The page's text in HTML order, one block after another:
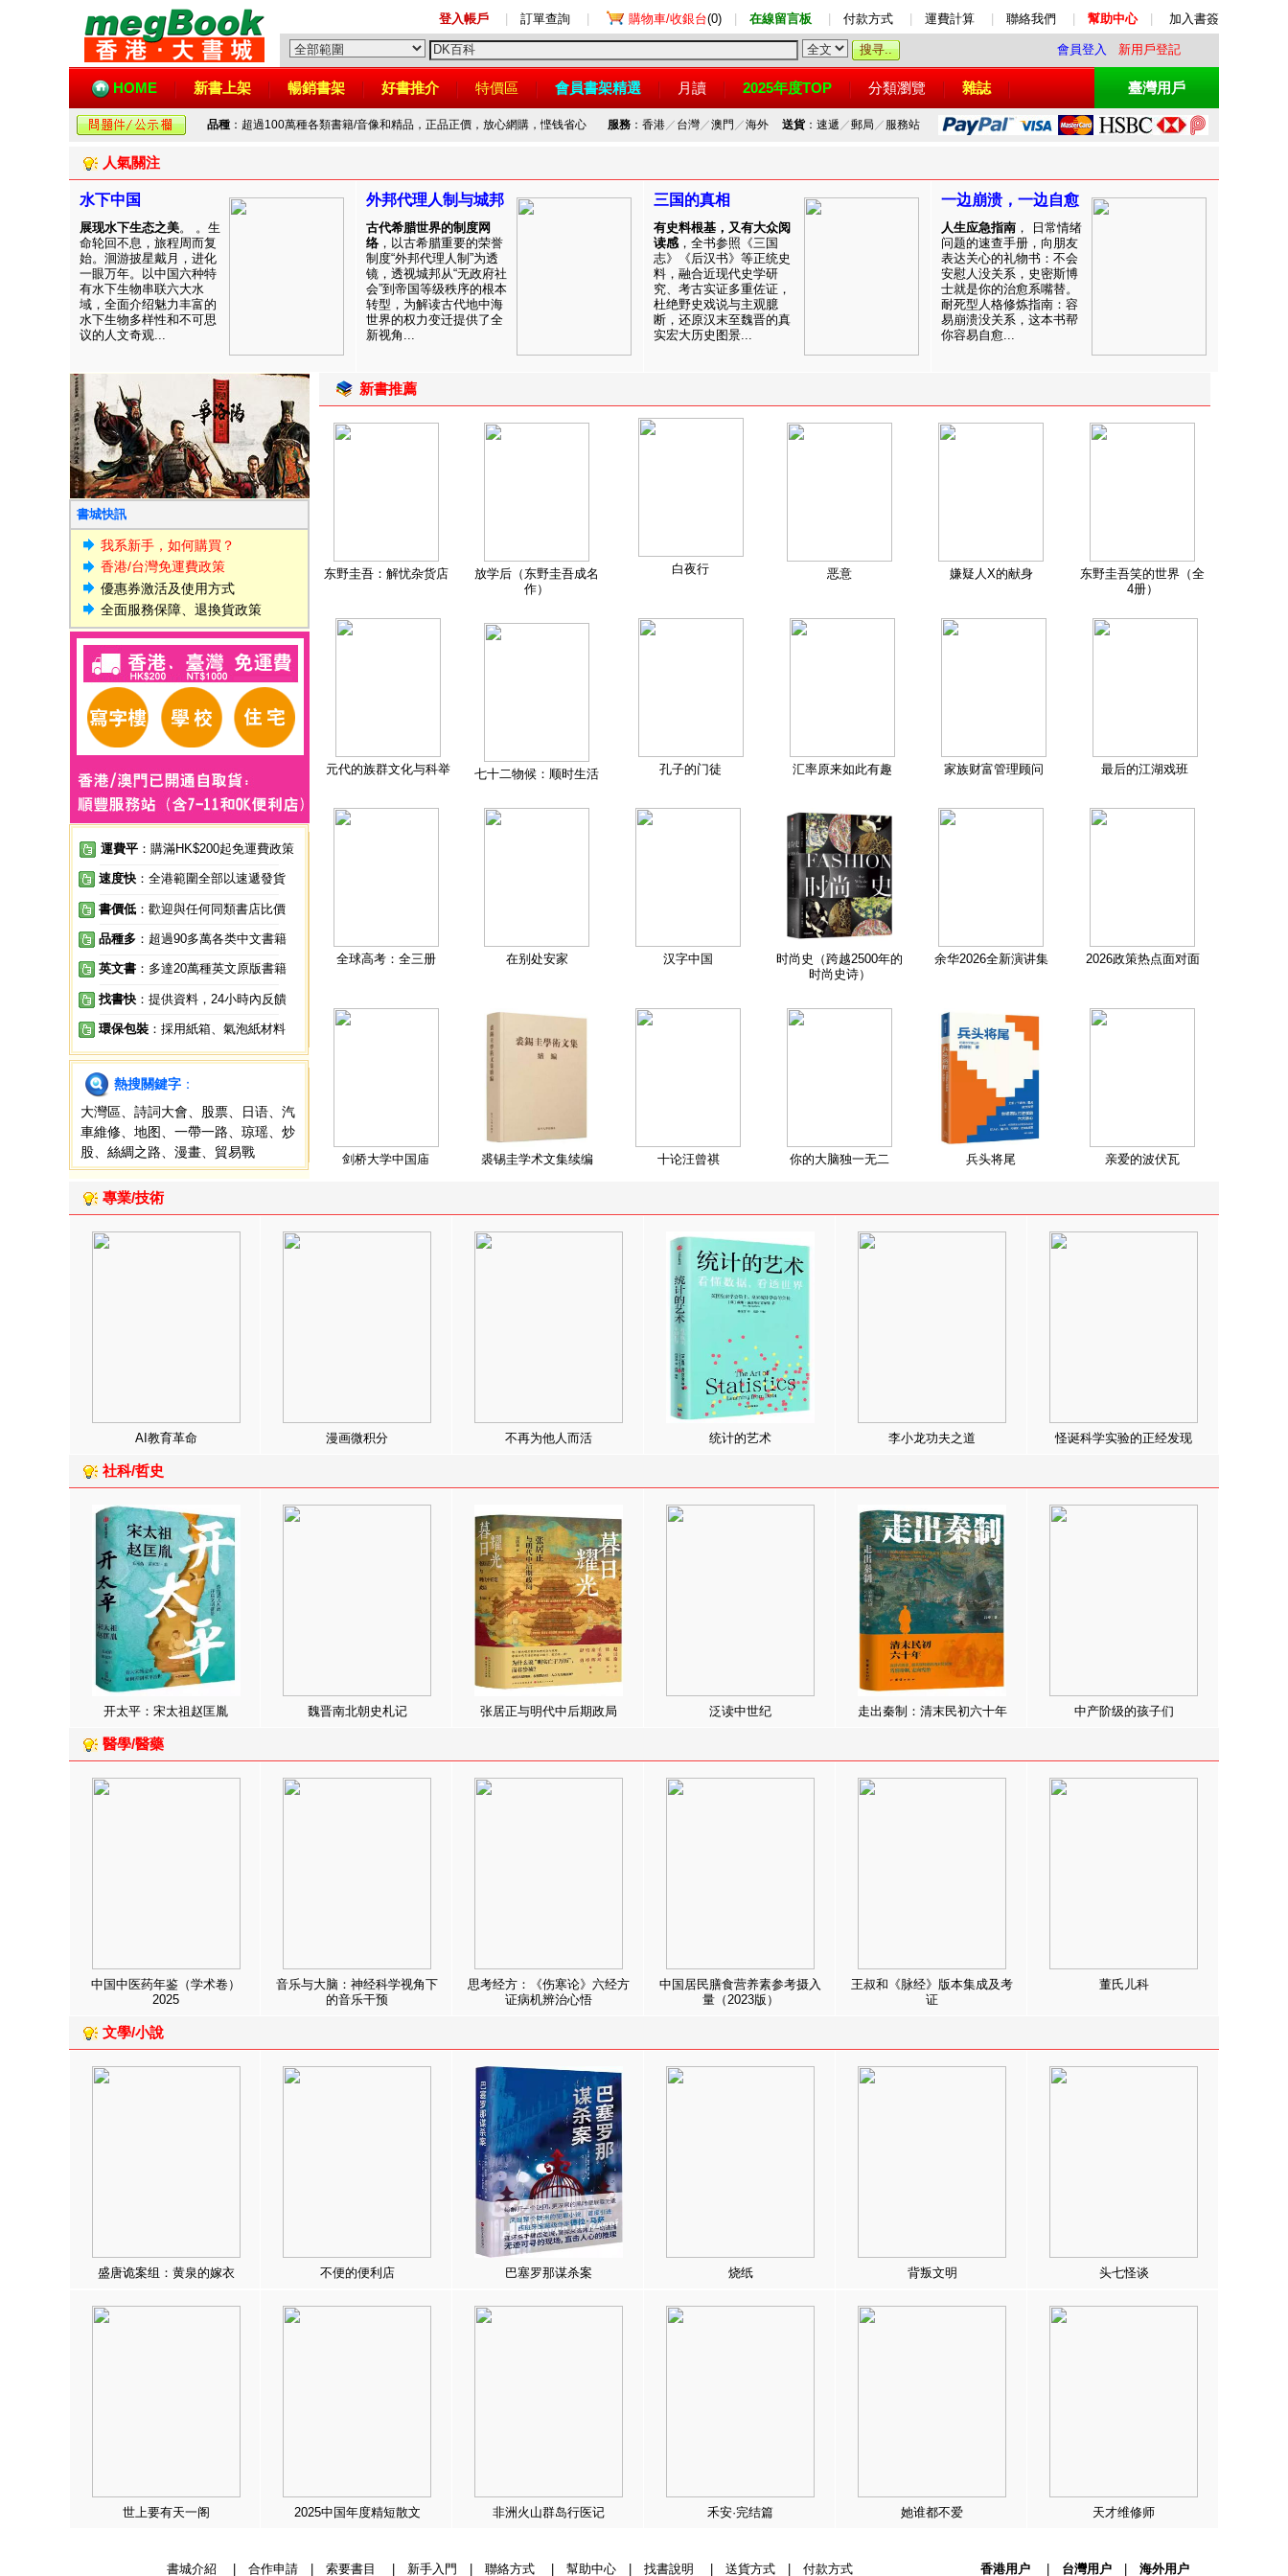
登入帳戶 訂單查詢 購物車/收銀台(0) 在線留言板 付款方式 運費計算 聯絡我們 幫助中心 加入書簽
會員登入 新用戶登記
HOME 新書上架 暢銷書架 好書推介 特價區 會員書架精選 月讀 2025年度TOP 分類瀏覽 雜誌 臺灣用戶
品種 ：超過100萬種各類書籍/音像和精品，正品正價，放心網購，悭钱省心 服務：香港／ 台灣／澳門 ／海外 送貨：速遞 ／郵局 ／ 服務站
人氣關注
水下中国
展现水下生态之美。 。生
命轮回不息，旅程周而复
始。洄游披星戴月，进化
一眼万年。以中国六种特
有水下生物串联六大水
域，全面介绍魅力丰富的
水下生物多样性和不可思
议的人文奇观...
外邦代理人制与城邦
古代希腊世界的制度网
络 ，以古希腊重要的荣誉
制度“外邦代理人制”为透
镜，透视城邦从“无政府社
会”到帝国等级秩序的根本
转型，为解读古代地中海
世界的权力变迁提供了全
新视角...
三国的真相
有史料根基，又有大众阅
读感 ，全书参照《三国
志》《后汉书》等正统史
料，融合近现代史学研
究、考古实证多重佐证，
杜绝野史戏说与主观臆
断，还原汉末至魏晋的真
实宏大历史图景...
一边崩溃，一边自愈
人生应急指南 ， 日常情绪
问题的速查手册，向朋友
表达关心的礼物书：不会
安慰人没关系，史密斯博
士就是你的治愈系嘴替。
耐死型人格修炼指南：容
易崩溃没关系，这本书帮
你容易自愈...
書城快訊
我系新手，如何購買？
香港/台灣免運費政策
優惠券激活及使用方式
全面服務保障、退換貨政策
運費平 ：購滿HK$200起免運費政策
速度快 ：全港範圍全部以速遞發貨
書價低 ：歡迎與任何同類書店比價
品種多 ：超過90多萬各类中文書籍
英文書 ：多達20萬種英文原版書籍
找書快 ：提供資料，24小時內反饋
環保包裝 ：採用紙箱、氣泡紙材料
熱搜關鍵字 ：
大灣區
詩詞大會 股票 日语
汽
車維修
地图 一帶一路 琼瑶
炒
股
絲綢之路 漫畫 貿易戰
新書推薦
东野圭吾：解忧杂货店
放学后（东野圭吾成名
作）
白夜行 恶意 嫌疑人X的献身
东野圭吾笑的世界（全
4册）
元代的族群文化与科举 七十二物候：顺时生活 孔子的门徒 汇率原来如此有趣 家族财富管理顾问 最后的江湖戏班
全球高考：全三册 在别处安家 汉字中国
时尚史（跨越2500年的
时尚史诗）
余华2026全新演讲集 2026政策热点面对面
剑桥大学中国庙 裘锡圭学术文集续编 十论汪曾祺 你的大脑独一无二 兵头将尾 亲爱的波伏瓦
專業/技術
AI教育革命 漫画微积分 不再为他人而活 统计的艺术 李小龙功夫之道 怪诞科学实验的正经发现
社科/哲史
开太平：宋太祖赵匡胤 魏晋南北朝史札记 张居正与明代中后期政局 泛读中世纪 走出秦制：清末民初六十年 中产阶级的孩子们
醫學/醫藥
中国中医药年鉴（学术卷）
2025
音乐与大脑：神经科学视角下
的音乐干预
思考经方：《伤寒论》六经方
证病机辨治心悟
中国居民膳食营养素参考摄入
量（2023版）
王叔和《脉经》版本集成及考
证
董氏儿科
文學/小說
盛唐诡案组：黄泉的嫁衣 不便的便利店 巴塞罗那谋杀案 烧纸 背叛文明 头七怪谈
世上要有天一阁 2025中国年度精短散文 非洲火山群岛行医记 禾安·完结篇 她谁都不爱 天才维修师
書城介紹 合作申請| 索要書目 新手入門 聯絡方式| 幫助中心| 找書說明 送貨方式| 付款方式 香港用户| 台灣用户| 海外用户